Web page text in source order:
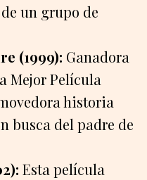
un grupo de
(1999): Ganadora
Mejor Película
historia
busca del padre de
Esta película